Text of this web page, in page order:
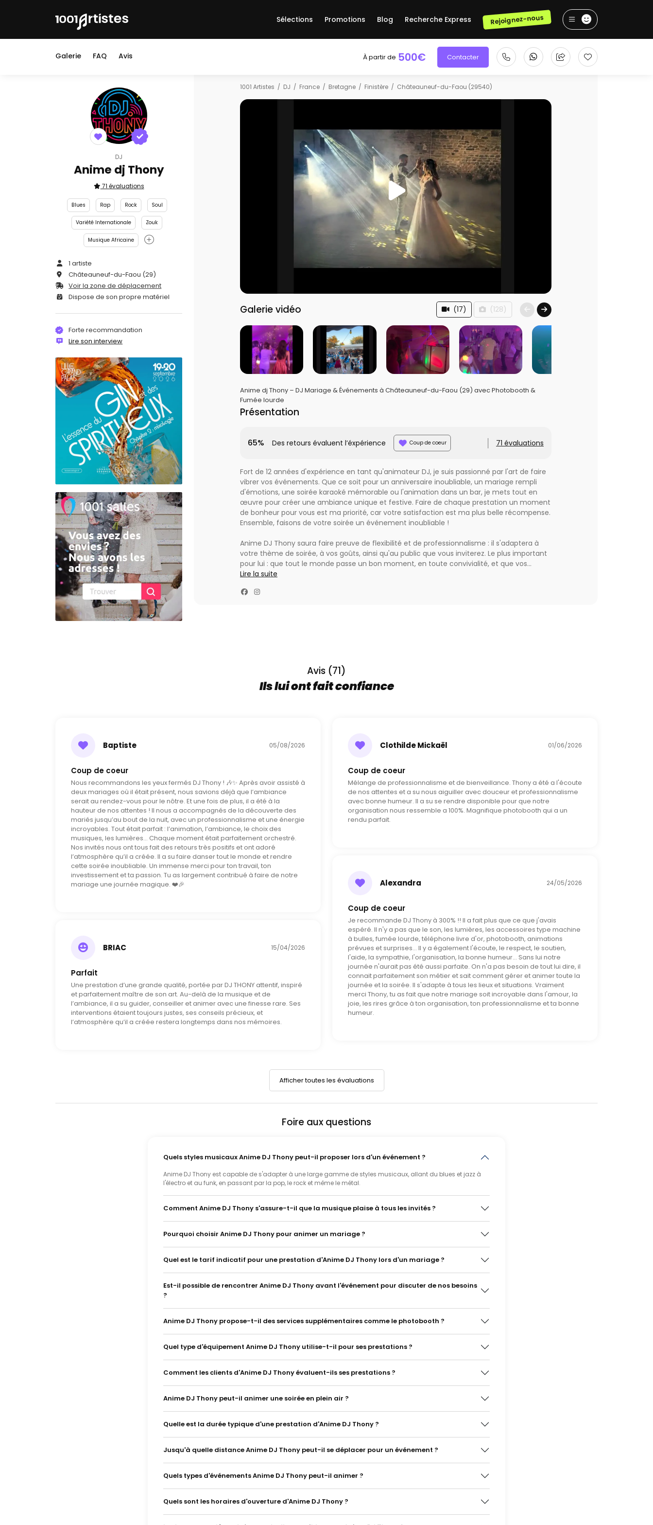
Sélections Promotions Blog Recherche Express Rejoignez-nous
Galerie FAQ Avis À partir de 500€ Contacter
DJ
Anime dj Thony
71 évaluations
Blues Rap Rock Soul
Variété Internationale Zouk
Musique Africaine
1 artiste
Châteauneuf-du-Faou (29)
Voir la zone de déplacement
Dispose de son propre matériel
Forte recommandation
Lire son interview
1001 Artistes DJ France Bretagne Finistère Châteauneuf-du-Faou (29540)
Galerie vidéo (17) (128)
Anime dj Thony – DJ Mariage & Événements à Châteauneuf-du-Faou (29) avec Photobooth &
Fumée lourde
Présentation
65% Des retours évaluent l’éxpérience Coup de coeur 71 évaluations
Fort de 12 années d'expérience en tant qu'animateur DJ, je suis passionné par l'art de faire
vibrer vos événements. Que ce soit pour un anniversaire inoubliable, un mariage rempli
d'émotions, une soirée karaoké mémorable ou l'animation dans un bar, je mets tout en
œuvre pour créer une ambiance unique et festive. Faire de chaque prestation un moment
de bonheur pour vous est ma priorité, car votre satisfaction est ma plus belle récompense.
Ensemble, faisons de votre soirée un événement inoubliable !
Anime DJ Thony saura faire preuve de flexibilité et de professionnalisme : il s'adaptera à
votre thème de soirée, à vos goûts, ainsi qu'au public que vous inviterez. Le plus important
pour lui : que tout le monde passe un bon moment, en toute convivialité, et que vos
proches dansent jusqu'au bout de la nuit. Il rendra votre mariage tout simplement
Thony, ambiance assurée pour le jour J !
LOCATION DE PHOTOBOOTH
Contactez-le pour plus de renseignements.
Lire la suite
Avis (71)
Ils lui ont fait confiance
Baptiste 05/08/2026
Coup de coeur
Nous recommandons les yeux fermés DJ Thony ! 🎶✨ Après avoir assisté à
deux mariages où il était présent, nous savions déjà que l’ambiance
serait au rendez-vous pour le nôtre. Et une fois de plus, il a été à la
hauteur de nos attentes ! Il nous a accompagnés de la découverte des
mariés jusqu’au bout de la nuit, avec un professionnalisme et une énergie
incroyables. Tout était parfait : l’animation, l’ambiance, le choix des
musiques, les lumières… Chaque moment était parfaitement orchestré.
Nos invités nous ont tous fait des retours très positifs et ont adoré
l’atmosphère qu’il a créée. Il a su faire danser tout le monde et rendre
cette soirée inoubliable. Un immense merci pour ton travail, ton
investissement et ta passion. Tu as largement contribué à faire de notre
mariage une journée magique. ❤️🎉
Clothilde Mickaël 01/06/2026
Coup de coeur
Mélange de professionnalisme et de bienveillance. Thony a été a l'écoute
de nos attentes et a su nous aiguiller avec douceur et professionnalisme
avec bonne humeur. Il a su se rendre disponible pour que notre
organisation nous ressemble a 100%. Magnifique photobooth qui a un
rendu parfait.
Alexandra 24/05/2026
Coup de coeur
Je recommande DJ Thony à 300% !! Il a fait plus que ce que j'avais
espéré. Il n'y a pas que le son, les lumières, les accessoires type machine
à bulles, fumée lourde, téléphone livre d'or, photobooth, animations
prévues et surprises... Il y a également l'écoute, le respect, le soutien,
l'aide, la sympathie, l'organisation, la bonne humeur... Sans lui notre
journée n'aurait pas été aussi parfaite. On n'a pas besoin de tout lui dire, il
connait parfaitement son métier et sait comment gérer et animer toute la
journée et la soirée. Il s'adapte à tous les lieux et situations. Vraiment
merci Thony, tu as fait que notre mariage soit incroyable dans l'amour, la
joie, les rires grâce à ton organisation, ton professionnalisme et ta bonne
humeur.
BRIAC 15/04/2026
Parfait
Une prestation d’une grande qualité, portée par DJ THONY attentif, inspiré
et parfaitement maître de son art. Au-delà de la musique et de
l’ambiance, il a su guider, conseiller et animer avec une finesse rare. Ses
interventions étaient toujours justes, ses conseils précieux, et
l’atmosphère qu’il a créée restera longtemps dans nos mémoires.
Afficher toutes les évaluations
Foire aux questions
Quels styles musicaux Anime DJ Thony peut-il proposer lors d'un événement ?
Anime DJ Thony est capable de s'adapter à une large gamme de styles musicaux, allant du blues et jazz à
l'électro et au funk, en passant par la pop, le rock et même le métal.
Comment Anime DJ Thony s'assure-t-il que la musique plaise à tous les invités ?
Pourquoi choisir Anime DJ Thony pour animer un mariage ?
Quel est le tarif indicatif pour une prestation d'Anime DJ Thony lors d'un mariage ?
Est-il possible de rencontrer Anime DJ Thony avant l'événement pour discuter de nos besoins
?
Anime DJ Thony propose-t-il des services supplémentaires comme le photobooth ?
Quel type d'équipement Anime DJ Thony utilise-t-il pour ses prestations ?
Comment les clients d'Anime DJ Thony évaluent-ils ses prestations ?
Anime DJ Thony peut-il animer une soirée en plein air ?
Quelle est la durée typique d'une prestation d'Anime DJ Thony ?
Jusqu'à quelle distance Anime DJ Thony peut-il se déplacer pour un événement ?
Quels types d'événements Anime DJ Thony peut-il animer ?
Quels sont les horaires d'ouverture d'Anime DJ Thony ?